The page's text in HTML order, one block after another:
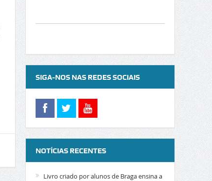
SIGA-NOS NAS REDES SOCIAIS
NOTÍCIAS RECENTES
Livro criado por alunos de Braga ensina a